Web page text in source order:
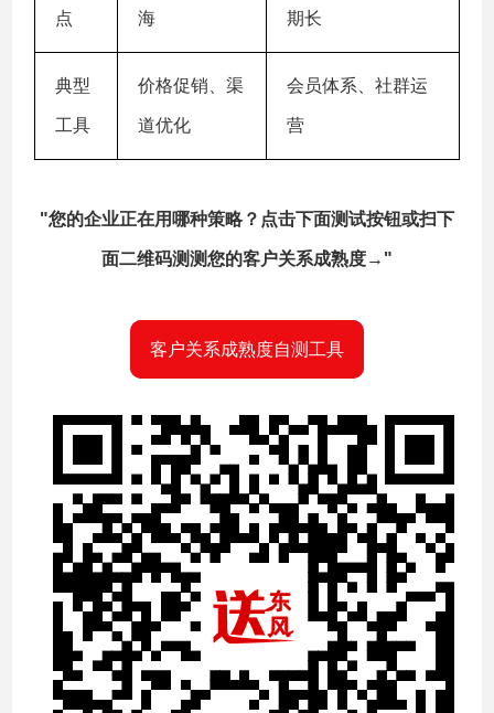
点 海 期长
典型
工具
价格促销、渠
道优化
会员体系、社群运
营
"您的企业正在用哪种策略？点击下面测试按钮或扫下
面二维码测测您的客户关系成熟度→"
客户关系成熟度自测工具